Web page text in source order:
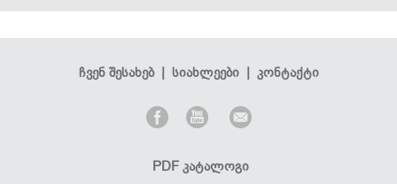
ჩვენ შესახებ| სიახლეები| კონტაქტი
PDF კატალოგი